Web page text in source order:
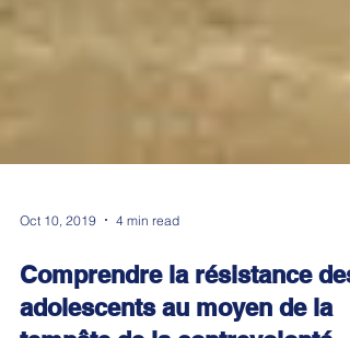
Oct 10, 2019 4 min read